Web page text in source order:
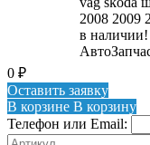
2008 2009
в наличии!
0 ₽
Оставить заявку
В корзине В корзину
Телефон или Email: